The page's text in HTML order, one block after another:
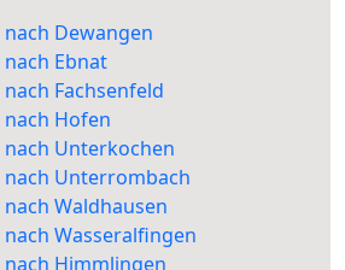
Dewangen
Ebnat
Fachsenfeld
Hofen
Unterkochen
Unterrombach
Waldhausen
Wasseralfingen
Himmlingen